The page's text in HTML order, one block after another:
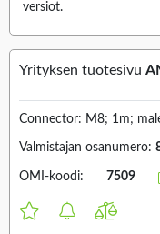
versiot.
Yrityksen tuotesivu
Connector: M8; 1m;
Valmistajan osanumero:
OMI-koodi: 7509